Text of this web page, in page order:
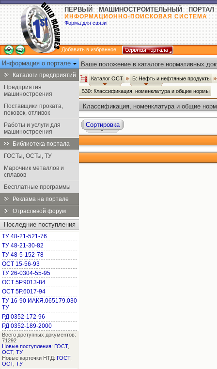
ПЕРВЫЙ МАШИНОСТРОИТЕЛЬНЫЙ ПОРТАЛ
ИНФОРМАЦИОННО-ПОИСКОВАЯ СИСТЕМА
Форма для связи
Добавить в избранное
Информация о портале
Каталоги предприятий
Предприятия
машиностроения
Поставщики проката,
поковок, отливок
Работы и услуги для
машиностроения
Библиотека портала
ГОСТы, ОСТы, ТУ
Марочник металлов и
сплавов
Бесплатные программы
Реклама на портале
Отраслевой форум
Последние поступления
ТУ 48-21-521-76
ТУ 48-21-30-82
ТУ 48-5-152-78
ОСТ 15-56-93
ТУ 26-0304-55-95
ОСТ 5Р.9013-84
ОСТ 5Р.6017-94
ТУ 16-90 ИАКЯ.065179.030
ТУ
РД 0352-172-96
РД 0352-189-2000
Всего доступных документов:
71292
Новые поступления: ГОСТ,
ОСТ, ТУ
Новые карточки НТД: ГОСТ,
ОСТ, ТУ
Ваше положение в каталоге нормативных
Каталог ОСТ Б: Нефть и нефтяные продукты
Б30: Классификация, номенклатура и общие нормы
Классификация, номенклатура и общие
Сортировка